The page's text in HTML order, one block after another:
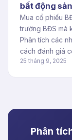
bất động
Mua cổ phiếu
trưởng BĐS mà
Phân tích các
cách đánh giá
25 tháng 9, 2025
Phân